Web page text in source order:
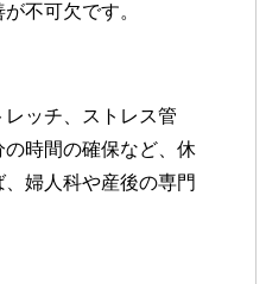
不可欠です。
ッチ、ストレス管
時間の確保など、休
婦人科や産後の専門